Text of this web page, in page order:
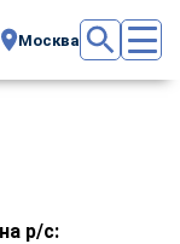
Москва
р/с: